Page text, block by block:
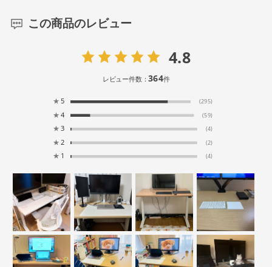
この商品のレビュー
4.8
レビュー件数：364件
★ 5 (295)
★ 4 (59)
★ 3 (4)
★ 2 (2)
★ 1 (4)